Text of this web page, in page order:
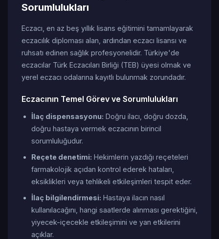
Sorumlulukları
Eczacı, en az beş yıllık lisans eğitimini tamamlayarak
eczacılık diploması alan, ardından eczacı lisansı ve
ruhsatı edinen sağlık profesyonelidir. Türkiye'de
eczacılar Türk Eczacıları Birliği (TEB) üyesi olmak ve
yerel eczacı odalarına kayıtlı bulunmak zorundadır.
Eczacının Temel Görev ve Sorumlulukları
İlaç dispensasyonu: Doğru ilacı, doğru dozda,
doğru hastaya vermek eczacının birincil
sorumluluğudur.
Reçete denetimi: Hekimlerin yazdığı reçeteleri
farmakolojik açıdan kontrol ederek hataları,
eksiklikleri veya tehlikeli etkileşimleri tespit eder.
İlaç bilgilendirmesi: Hastaya ilacın nasıl
kullanılacağını, hangi saatlerde alınması gerektiğini,
yiyecek-içecekle etkileşimini ve yan etkilerini
açıklar.